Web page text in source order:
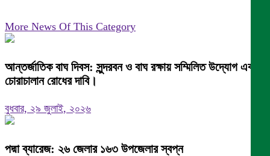
More News Of This Category
আন্তর্জাতিক বাঘ দিবস: সুন্দরবন ও বাঘ রক্ষায় সম্মিলিত উদ্যোগ এবং
চোরাচালান রোধের দাবি।
বুধবার, ২৯ জুলাই, ২০২৬
পদ্মা ব্যারেজ: ২৬ জেলার ১৬৩ উপজেলার স্বপ্ন